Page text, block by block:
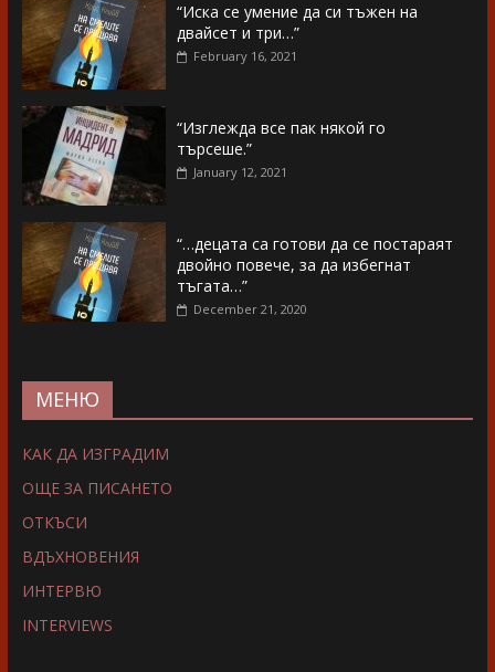
“Иска се умение да си тъжен на
двайсет и три…”
February 16, 2021
“Изглежда все пак някой го
търсеше.”
January 12, 2021
“…децата са готови да се постараят
двойно повече, за да избегнат
тъгата…”
December 21, 2020
МЕНЮ
КАК ДА ИЗГРАДИМ
ОЩЕ ЗА ПИСАНЕТО
ОТКЪСИ
ВДЪХНОВЕНИЯ
ИНТЕРВЮ
INTERVIEWS